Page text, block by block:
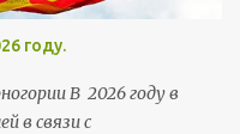
году.
В 2026 году в
в связи с